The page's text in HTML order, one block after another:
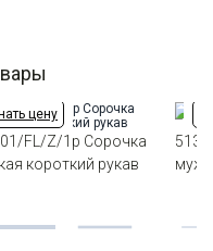
цену
FL/Z/1p Сорочка
короткий рукав
513/